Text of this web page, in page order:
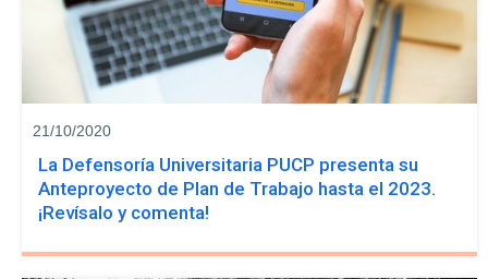
21/10/2020
La Defensoría Universitaria PUCP presenta su
Anteproyecto de Plan de Trabajo hasta el 2023.
¡Revísalo y comenta!